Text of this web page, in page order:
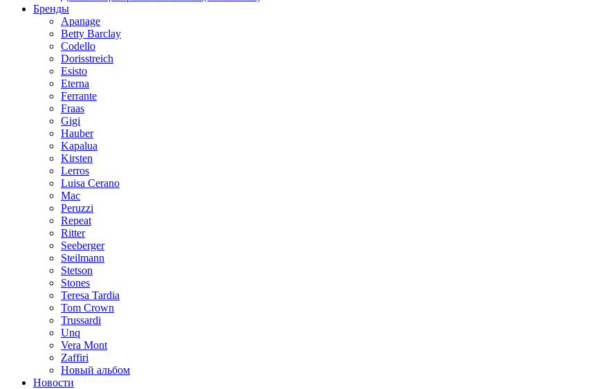
Бренды
Apanage
Betty Barclay
Codello
Dorisstreich
Esisto
Eterna
Ferrante
Fraas
Gigi
Hauber
Kapalua
Kirsten
Lerros
Luisa Cerano
Mac
Peruzzi
Repeat
Ritter
Seeberger
Steilmann
Stetson
Stones
Teresa Tardia
Tom Crown
Trussardi
Unq
Vera Mont
Zaffiri
Новый альбом
Новости